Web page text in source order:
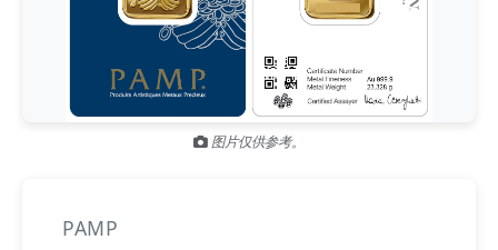
Silver’s ‘great rotation’: Tech selloff to fuel rush into
precious metals, says Jen Bawden (Kitco - 20 May)
Gold and silver’s historic rally could resume ‘as fog of war
Central banks ‘scoop up a load’ of gold in bumpy first
图片仅供参考。
PAMP